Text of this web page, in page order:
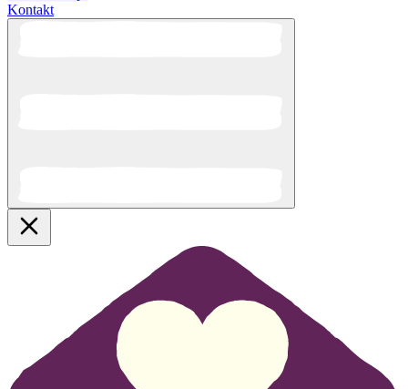
Kontakt